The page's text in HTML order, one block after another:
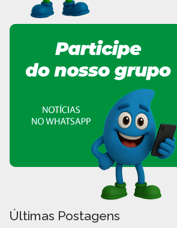
Últimas Postagens